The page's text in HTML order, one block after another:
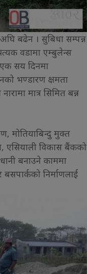
बढेन । सुबिधा सम्पन्न
वडामा एम्बुलेन्स
सय दिनमा
भण्डारण क्षमता
मात्र सिमित बन्न
मोतियाबिन्दु मुक्त
एसियाली विकास बैंकको
बनाउने काममा
निर्माणलाई